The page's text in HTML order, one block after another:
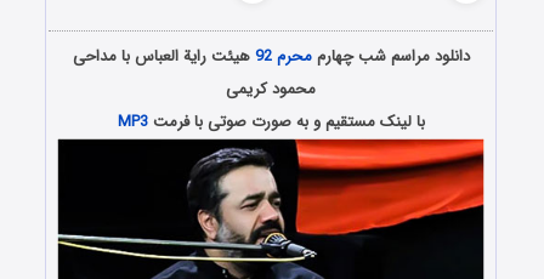
دانلود مراسم شب چهارممحرم 92
هیئت رایة العباس با مداحی
محمود کریمی
با لینک مستقیم و به صورت صوتی با فرمتMP3